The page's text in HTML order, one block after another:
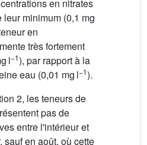
en nitrates
minimum (0,1 mg
en
très fortement
l−1), par rapport à la
eau (0,01 mg l−1).
2, les teneurs de
pas de
entre l'intérieur et
sauf en août, où cette